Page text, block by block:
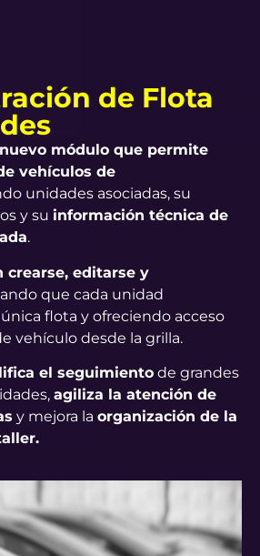
de Flota
nuevo módulo que permite
vehículos de
unidades asociadas, su
y su información técnica de
.
crearse, editarse y
que cada unidad
flota y ofreciendo acceso
vehículo desde la grilla.
el seguimiento de grandes
agiliza la atención de
y mejora la organización de la